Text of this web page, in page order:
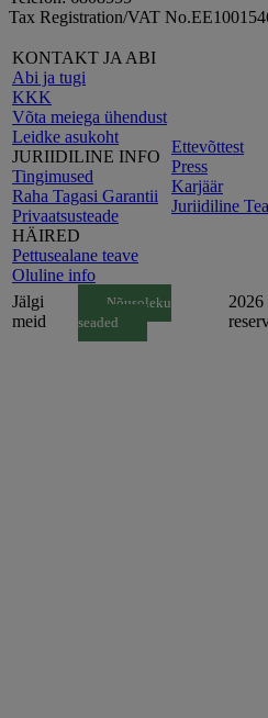
Tax Registration/VAT
KONTAKT JA ABI
Abi ja tugi
KKK
Võta meiega ühendust
Leidke asukoht
JURIIDILINE INFO
Tingimused
Raha Tagasi Garantii
Privaatsusteade
HÄIRED
Pettusealane teave
Oluline info
Ettevõttest
Press
Karjäär
Juriidiline
Jälgi
meid
Nõusoleku
seaded